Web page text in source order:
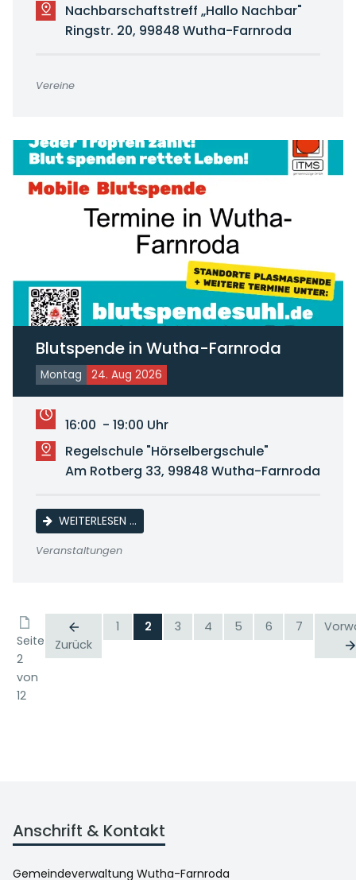
Nachbarschaftstreff „Hallo Nachbar"
Ringstr. 20, 99848 Wutha-Farnroda
Vereine
Blutspende in Wutha-Farnroda
Montag 24. Aug 2026
16:00 - 19:00 Uhr
Regelschule "Hörselbergschule"
Am Rotberg 33, 99848 Wutha-Farnroda
WEITERLESEN …BLUTSPENDE IN WUTHA-FARNRODA
Veranstaltungen
Seite
2
von
12
Zurück
1 2 3 4 5 6 7
Anschrift & Kontakt
Gemeindeverwaltung Wutha-Farnroda